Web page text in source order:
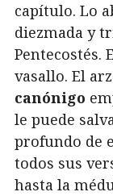
capítulo. Lo
diezmada y
Pentecostés.
vasallo. El
canónigo
le puede
profundo de
todos sus
hasta la